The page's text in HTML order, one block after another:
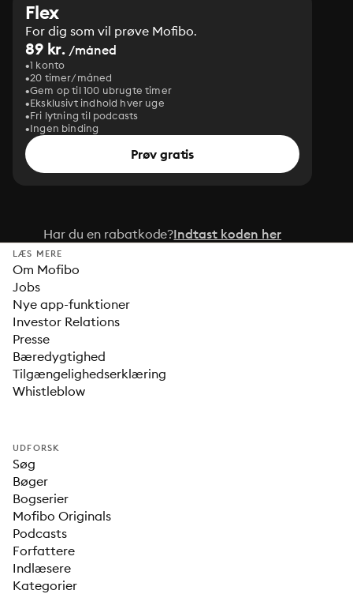
Flex
For dig som vil prøve Mofibo.
89 kr. /måned
1 konto
20 timer/måned
Gem op til 100 ubrugte timer
Eksklusivt indhold hver uge
Fri lytning til podcasts
Ingen binding
Prøv gratis
Har du en rabatkode?Indtast koden her
LÆS MERE
Om Mofibo
Jobs
Nye app-funktioner
Investor Relations
Presse
Bæredygtighed
Tilgængelighedserklæring
Whistleblow
UDFORSK
Søg
Bøger
Bogserier
Mofibo Originals
Podcasts
Forfattere
Indlæsere
Kategorier